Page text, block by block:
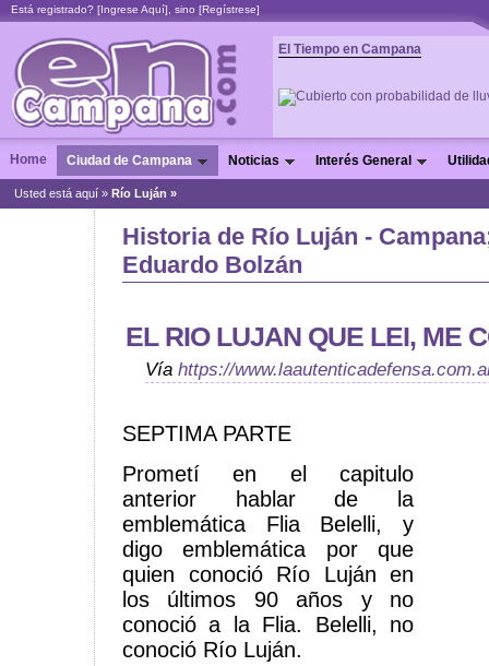
Está registrado? [Ingrese Aquí], sino [Regístrese]
El Tiempo en Campana
Home Ciudad de Campana Noticias Interés General
Usted está aquí » Río Luján »
Historia de Río Luján -
Eduardo Bolzán
EL RIO LUJAN QUE LEI, ME
Vía https://
SEPTIMA PARTE
Prometí en el capitulo
anterior hablar de la
emblemática Flia Belelli, y
digo emblemática por que
quien conoció Río Luján en
los últimos 90 años y no
conoció a la Flia. Belelli, no
conoció Río Luján.